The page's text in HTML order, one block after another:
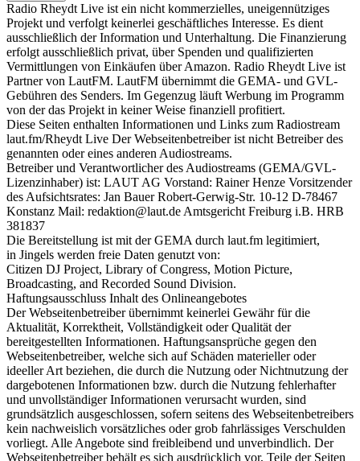
Radio Rheydt Live ist ein nicht kommerzielles, uneigennütziges
Projekt und verfolgt keinerlei geschäftliches Interesse. Es dient
ausschließlich der Information und Unterhaltung. Die Finanzierung
erfolgt ausschließlich privat, über Spenden und qualifizierten
Vermittlungen von Einkäufen über Amazon. Radio Rheydt Live ist
Partner von LautFM. LautFM übernimmt die GEMA- und GVL-
Gebühren des Senders. Im Gegenzug läuft Werbung im Programm
von der das Projekt in keiner Weise finanziell profitiert.
Diese Seiten enthalten Informationen und Links zum Radiostream
laut.fm/Rheydt Live Der Webseitenbetreiber ist nicht Betreiber des
genannten oder eines anderen Audiostreams.
Betreiber und Verantwortlicher des Audiostreams (GEMA/GVL-
Lizenzinhaber) ist: LAUT AG Vorstand: Rainer Henze Vorsitzender
des Aufsichtsrates: Jan Bauer Robert-Gerwig-Str. 10-12 D-78467
Konstanz Mail: redaktion@laut.de Amtsgericht Freiburg i.B. HRB
381837
Die Bereitstellung ist mit der GEMA durch laut.fm legitimiert,
in Jingels werden freie Daten genutzt von:
Citizen DJ Project, Library of Congress, Motion Picture,
Broadcasting, and Recorded Sound Division.
Haftungsausschluss Inhalt des Onlineangebotes
Der Webseitenbetreiber übernimmt keinerlei Gewähr für die
Aktualität, Korrektheit, Vollständigkeit oder Qualität der
bereitgestellten Informationen. Haftungsansprüche gegen den
Webseitenbetreiber, welche sich auf Schäden materieller oder
ideeller Art beziehen, die durch die Nutzung oder Nichtnutzung der
dargebotenen Informationen bzw. durch die Nutzung fehlerhafter
und unvollständiger Informationen verursacht wurden, sind
grundsätzlich ausgeschlossen, sofern seitens des Webseitenbetreibers
kein nachweislich vorsätzliches oder grob fahrlässiges Verschulden
vorliegt. Alle Angebote sind freibleibend und unverbindlich. Der
Webseitenbetreiber behält es sich ausdrücklich vor, Teile der Seiten